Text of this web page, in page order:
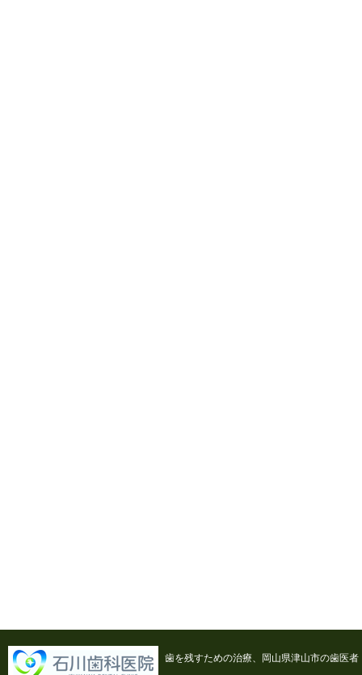
歯を残すための治療、岡山県津山市の歯医